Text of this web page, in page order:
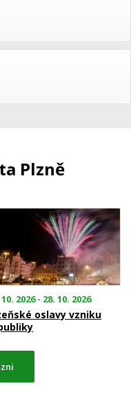
Plzně
2026 - 28. 10. 2026
oslavy vzniku